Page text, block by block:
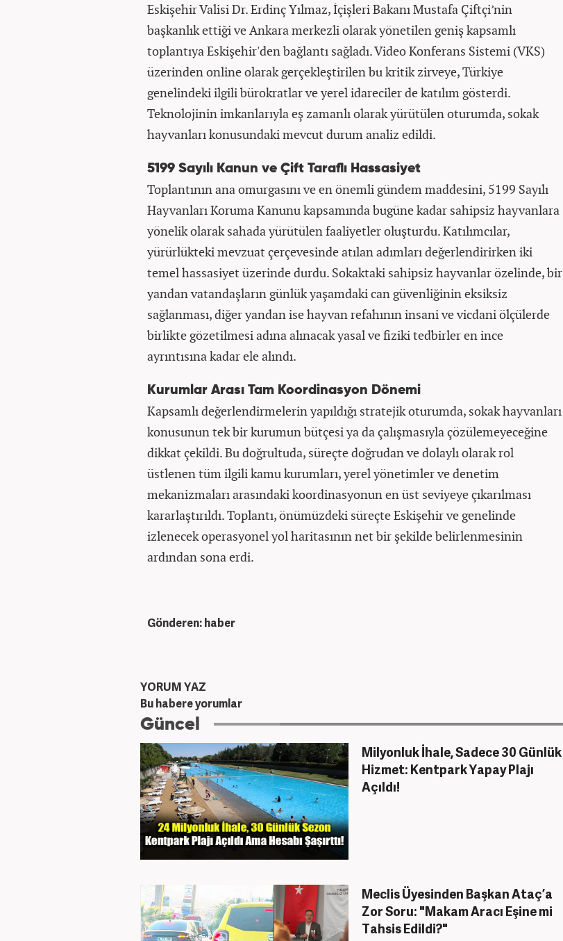
Eskişehir Valisi Dr. Erdinç Yılmaz, İçişleri Bakanı Mustafa Çiftçi’nin
başkanlık ettiği ve Ankara merkezli olarak yönetilen geniş kapsamlı
toplantıya Eskişehir'den bağlantı sağladı. Video Konferans Sistemi (VKS)
üzerinden online olarak gerçekleştirilen bu kritik zirveye, Türkiye
genelindeki ilgili bürokratlar ve yerel idareciler de katılım gösterdi.
Teknolojinin imkanlarıyla eş zamanlı olarak yürütülen oturumda, sokak
hayvanları konusundaki mevcut durum analiz edildi.
5199 Sayılı Kanun ve Çift Taraflı Hassasiyet
Toplantının ana omurgasını ve en önemli gündem maddesini, 5199 Sayılı
Hayvanları Koruma Kanunu kapsamında bugüne kadar sahipsiz hayvanlara
yönelik olarak sahada yürütülen faaliyetler oluşturdu. Katılımcılar,
yürürlükteki mevzuat çerçevesinde atılan adımları değerlendirirken iki
temel hassasiyet üzerinde durdu. Sokaktaki sahipsiz hayvanlar özelinde, bir
yandan vatandaşların günlük yaşamdaki can güvenliğinin eksiksiz
sağlanması, diğer yandan ise hayvan refahının insani ve vicdani ölçülerde
birlikte gözetilmesi adına alınacak yasal ve fiziki tedbirler en ince
ayrıntısına kadar ele alındı.
Kurumlar Arası Tam Koordinasyon Dönemi
Kapsamlı değerlendirmelerin yapıldığı stratejik oturumda, sokak hayvanları
konusunun tek bir kurumun bütçesi ya da çalışmasıyla çözülemeyeceğine
dikkat çekildi. Bu doğrultuda, süreçte doğrudan ve dolaylı olarak rol
üstlenen tüm ilgili kamu kurumları, yerel yönetimler ve denetim
mekanizmaları arasındaki koordinasyonun en üst seviyeye çıkarılması
kararlaştırıldı. Toplantı, önümüzdeki süreçte Eskişehir ve genelinde
izlenecek operasyonel yol haritasının net bir şekilde belirlenmesinin
ardından sona erdi.
Gönderen: haber
YORUM YAZ
Bu habere yorumlar
Güncel
Milyonluk İhale, Sadece 30 Günlük
Hizmet: Kentpark Yapay Plajı
Açıldı!
Meclis Üyesinden Başkan Ataç’a
Zor Soru: "Makam Aracı Eşine mi
Tahsis Edildi?"